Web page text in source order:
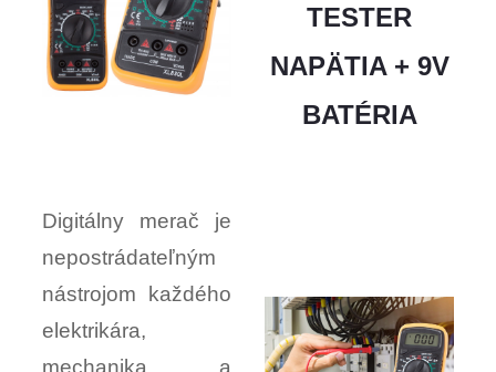
TESTER
NAPÄTIA + 9V
BATÉRIA
Digitálny merač je
nepostrádateľným
nástrojom každého
elektrikára,